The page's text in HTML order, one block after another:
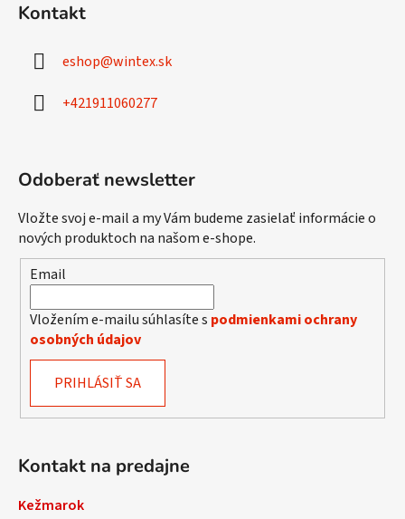
Kontakt
eshop@wintex.sk
+421911060277
Odoberať newsletter
Vložte svoj e-mail a my Vám budeme zasielať informácie o
nových produktoch na našom e-shope.
Email
Vložením e-mailu súhlasíte s podmienkami ochrany
osobných údajov
PRIHLÁSIŤ SA
Kontakt na predajne
Kežmarok